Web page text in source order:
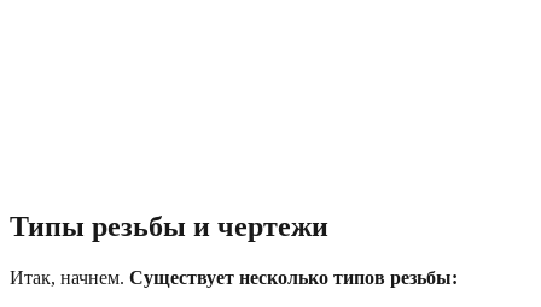
Типы резьбы и чертежи
Итак, начнем. Существует несколько типов резьбы: